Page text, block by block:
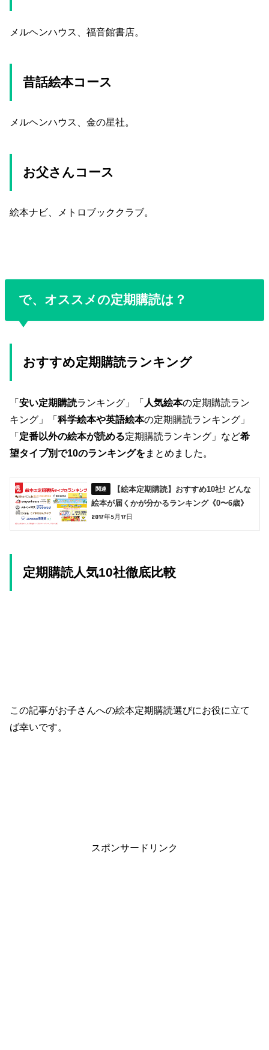
メルヘンハウス、福音館書店。
昔話絵本コース
メルヘンハウス、金の星社。
お父さんコース
絵本ナビ、メトロブッククラブ。
で、オススメの定期購読は？
おすすめ定期購読ランキング
「安い定期購読ランキング」「 人気絵本の定期購読ラン
キング」「科学絵本や英語絵本の定期購読ランキング」
「定番以外の絵本が読める定期購読ランキング」など希
望タイプ別で10のランキングをまとめました。
【絵本定期購読】おすすめ10社! どんな
絵本が届くかが分かるランキング《0〜6歳》
2017年5月17日
定期購読人気10社徹底比較
この記事がお子さんへの絵本定期購読選びにお役に立て
ば幸いです。
スポンサードリンク